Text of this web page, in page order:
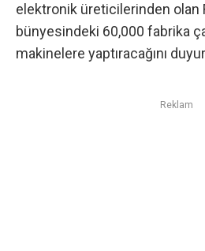
elektronik üreticilerinden olan
bünyesindeki 60,000 fabrika
makinelere yaptıracağını
Reklam